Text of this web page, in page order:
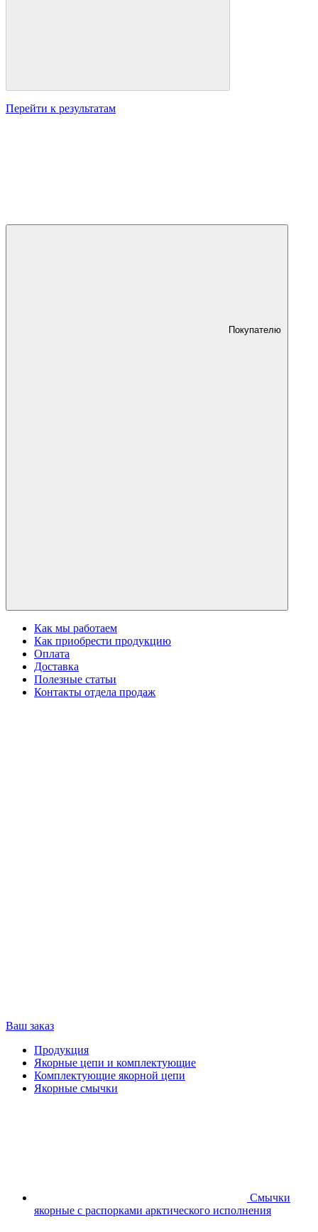
Перейти к результатам
Покупателю
Как мы работаем
Как приобрести продукцию
Оплата
Доставка
Полезные статьи
Контакты отдела продаж
Ваш заказ
Продукция
Якорные цепи и комплектующие
Комплектующие якорной цепи
Якорные смычки
Смычки
якорные с распорками арктического исполнения